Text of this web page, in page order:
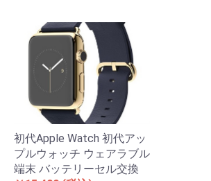
初代Apple Watch 初代アッ
プルウォッチ ウェアラブル
端末 バッテリーセル交換